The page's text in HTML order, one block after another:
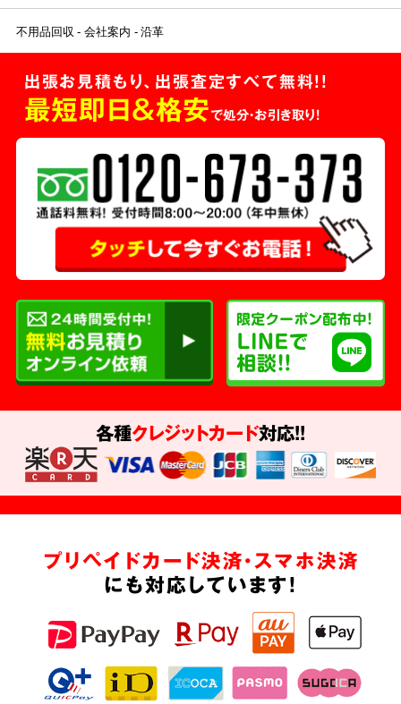
不用品回収 会社案内 沿革
出張お見積もり、出張査定すべて無料!!
最短即日＆格安で処分・お引き取り！
各種クレジットカード対応!!
プリペイドカード決済・スマホ決済
にも対応しています!